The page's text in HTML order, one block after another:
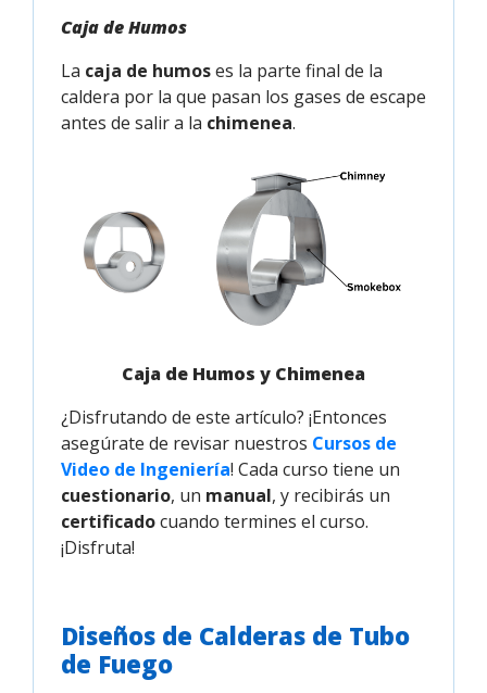
Caja de Humos
La caja de humoses la parte final de la
caldera por la que pasan los gases de escape
antes de salir a la chimenea.
Caja de Humos y Chimenea
¿Disfrutando de este artículo? ¡Entonces
asegúrate de revisar nuestros Cursos de
Video de Ingeniería! Cada curso tiene un
cuestionario, un manual, y recibirás un
certificadocuando termines el curso.
¡Disfruta!
Diseños de Calderas de Tubo
de Fuego